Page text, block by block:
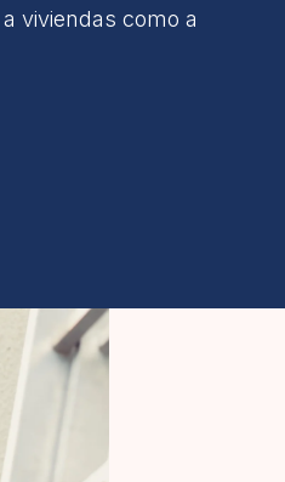
viviendas como a